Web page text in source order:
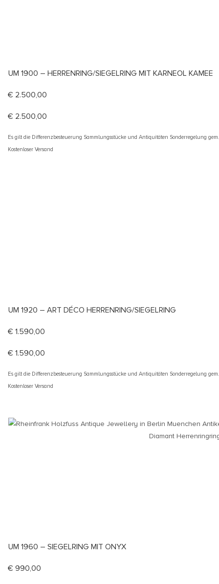
UM 1900 – HERRENRING/SIEGELRING MIT KARNEOL KAMEE
€ 2.500,00
€ 2.500,00
Es gilt die Differenzbesteuerung Sammlungsstücke und Antiquitäten Sonderregelung
Kostenloser Versand
UM 1920 – ART DÉCO HERRENRING/SIEGELRING
€ 1.590,00
€ 1.590,00
Es gilt die Differenzbesteuerung Sammlungsstücke und Antiquitäten Sonderregelung
Kostenloser Versand
UM 1960 – SIEGELRING MIT ONYX
€ 990,00